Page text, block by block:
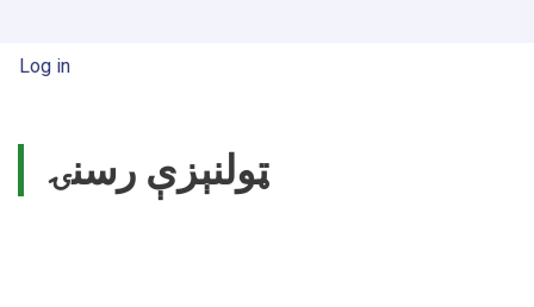
User account menu
Log in
ټولنېزې رسنۍ